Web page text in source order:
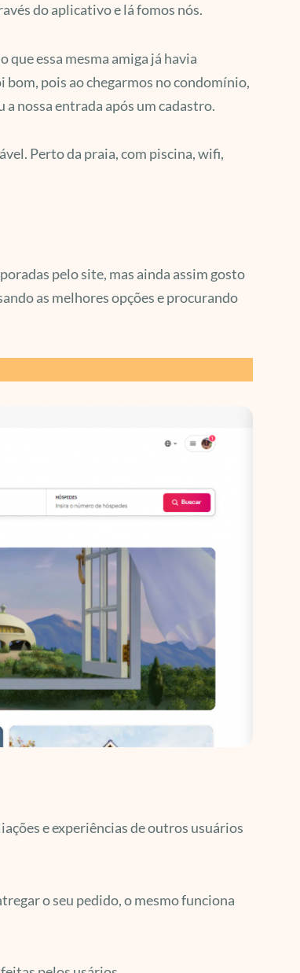
do aplicativo e lá fomos nós.
essa mesma amiga já havia
pois ao chegarmos no condomínio,
nossa entrada após um cadastro.
Perto da praia, com piscina, wifi,
pelo site, mas ainda assim gosto
as melhores opções e procurando
e experiências de outros usuários
o seu pedido, o mesmo funciona